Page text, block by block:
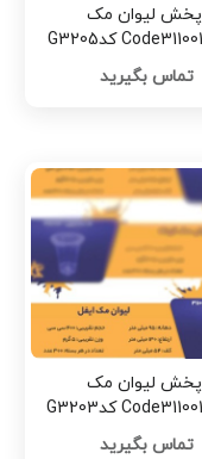
پخش لیوان مک
تماس بگیرید
پخش لیوان مک
تماس بگیرید